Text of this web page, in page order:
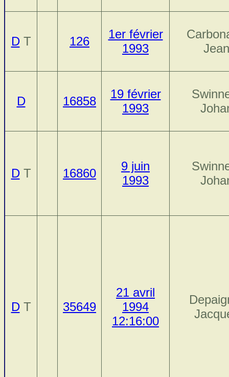
DT 126
1er février
1993
Jean
D 16858
19 février
1993
DT 16860
9 juin
1993
DT 35649
21 avril
1994
12:16:00